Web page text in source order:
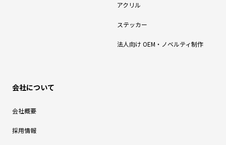
アクリル
ステッカー
法人向け OEM・ノベルティ制作
会社について
会社概要
採用情報